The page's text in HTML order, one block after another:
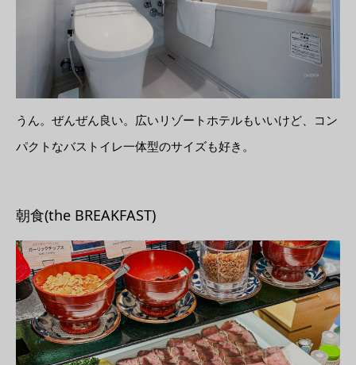
うん。ぜんぜん良い。広いリゾートホテルもいいけど、コン
パクトなバストイレ一体型のサイズも好き。
朝食(the BREAKFAST)